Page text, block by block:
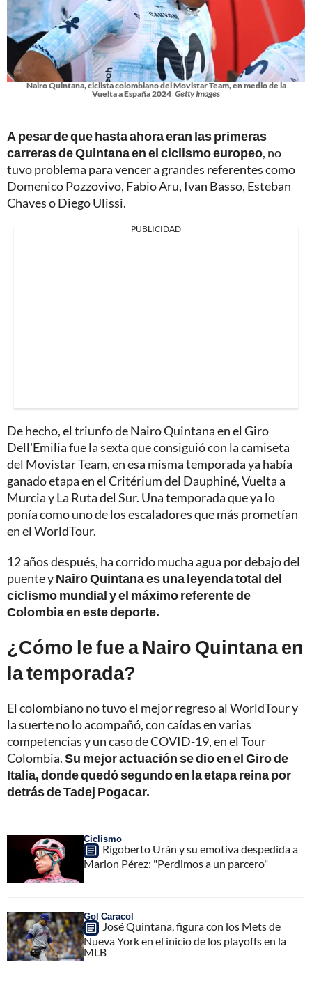
Nairo Quintana, ciclista colombiano del Movistar Team, en medio de la
Vuelta a España 2024 Getty Images
A pesar de que hasta ahora eran las primeras
carreras de Quintana en el ciclismo europeo, no
tuvo problema para vencer a grandes referentes como
Domenico Pozzovivo, Fabio Aru, Ivan Basso, Esteban
Chaves o Diego Ulissi.
PUBLICIDAD
De hecho, el triunfo de Nairo Quintana en el Giro
Dell'Emilia fue la sexta que consiguió con la camiseta
del Movistar Team, en esa misma temporada ya había
ganado etapa en el Critérium del Dauphiné, Vuelta a
Murcia y La Ruta del Sur. Una temporada que ya lo
ponía como uno de los escaladores que más prometían
en el WorldTour.
12 años después, ha corrido mucha agua por debajo del
puente yNairo Quintana es una leyenda total del
ciclismo mundial y el máximo referente de
Colombia en este deporte.
¿Cómo le fue a Nairo Quintana en
la temporada?
El colombiano no tuvo el mejor regreso al WorldTour y
la suerte no lo acompañó, con caídas en varias
competencias y un caso de COVID-19, en el Tour
Colombia.Su mejor actuación se dio en el Giro de
Italia, donde quedó segundo en la etapa reina por
detrás de Tadej Pogacar.
Ciclismo
Rigoberto Urán y su emotiva despedida a
Marlon Pérez: "Perdimos a un parcero"
Gol Caracol
José Quintana, figura con los Mets de
Nueva York en el inicio de los playoffs en la
MLB